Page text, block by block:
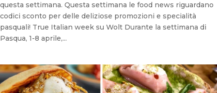
questa settimana. Questa settimana le food news riguardano
codici sconto per delle deliziose promozioni e specialità
pasquali! True Italian week su Wolt Durante la settimana di
Pasqua, 1-8 aprile,...